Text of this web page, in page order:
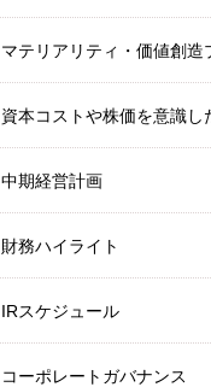
マテリアリティ・価値創造
資本コストや株価を意識し
中期経営計画
財務ハイライト
IRスケジュール
コーポレートガバナンス